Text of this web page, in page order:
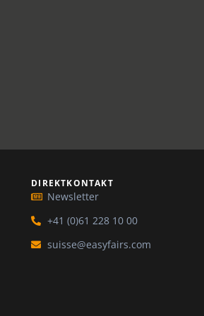
DIREKTKONTAKT
Newsletter
+41 (0)61 228 10 00
suisse@easyfairs.com